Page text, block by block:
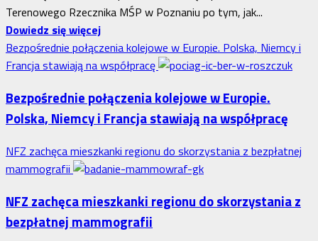
Terenowego Rzecznika MŚP w Poznaniu po tym, jak...
Dowiedz się więcejDowiedz
się
więcej
Interwencja
Rzecznika
po
błędnym
odsetek.
WSA
Bezpośrednie połączenia kolejowe w Europie. Polska, Niemcy i
Francja stawiają na współpracę
Bezpośrednie połączenia kolejowe w Europie.
Polska, Niemcy i Francja stawiają na współpracę
NFZ zachęca mieszkanki regionu do skorzystania z bezpłatnej
mammografii
NFZ zachęca mieszkanki regionu do skorzystania z
bezpłatnej mammografii